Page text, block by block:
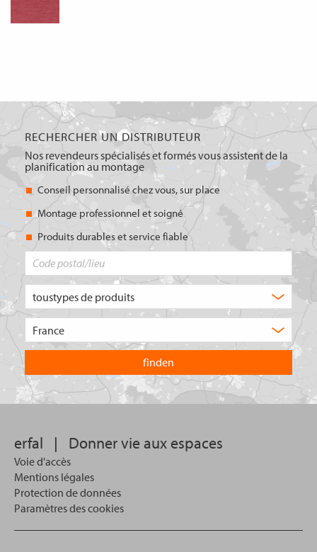
RECHERCHER UN DISTRIBUTEUR
Nos revendeurs spécialisés et formés vous assistent de la
planification au montage
Conseil personnalisé chez vous, sur place
Montage professionnel et soigné
Produits durables et service fiable
de
recherchez-
vous
?
pays
dans
lequel
vous
souhaitez
recherche.
erfal | Donner vie aux espaces
Voie d'accès
Mentions légales
Protection de données
Paramètres des cookies